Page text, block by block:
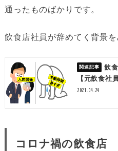
通ったものばかりです。
飲食店社員が辞めてく背景を
飲
【元飲食社
2021.04.24
コロナ禍の飲食店